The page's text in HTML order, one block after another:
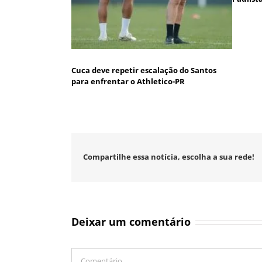
Cuca deve repetir escalação do Santos
para enfrentar o Athletico-PR
Compartilhe essa notícia, escolha a sua rede!
Deixar um comentário